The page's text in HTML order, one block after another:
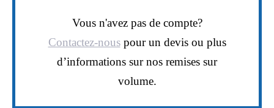
Vous n'avez pas de compte?
Contactez-nouspour un devis ou plus
d’informations sur nos remises sur
volume.